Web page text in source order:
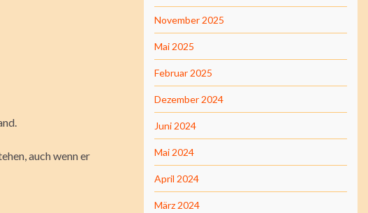
auch wenn er
November 2025
Mai 2025
Februar 2025
Dezember 2024
Juni 2024
Mai 2024
April 2024
März 2024